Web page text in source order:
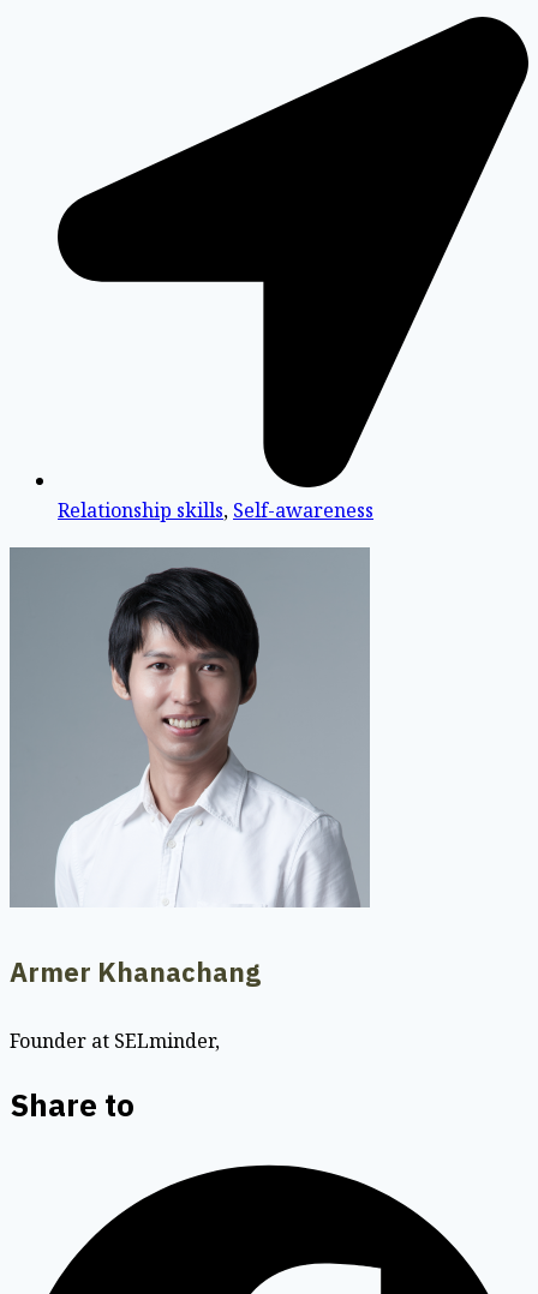
Relationship skills,Self-awareness
Armer Khanachang
Founder at SELminder,
Share to